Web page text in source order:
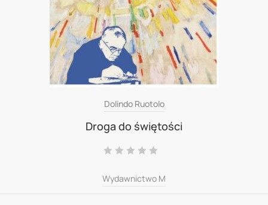
Dolindo Ruotolo
Droga do świętości
Ocena:
Wydawnictwo M